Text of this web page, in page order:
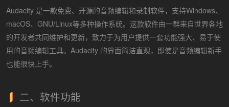
Audacity 是一款免费、开源的音频编辑和录制软件，支持Windows、
macOS、GNU/Linux等多种操作系统。这款软件由一群来自世界各地
的开发者共同维护和更新，致力于为用户提供一套功能强大、易于使
用的音频编辑工具。Audacity 的界面简洁直观，即使是音频编辑新手
也能很快上手。
二、软件功能